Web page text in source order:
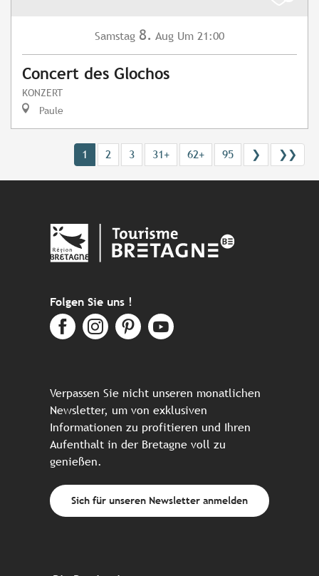
Samstag 8. Aug Um 21:00
Concert des Glochos
KONZERT
Paule
1 2 3 31+ 62+ 95 ❯ ❯❯
Folgen Sie uns !
Verpassen Sie nicht unseren monatlichen
Newsletter, um von exklusiven
Informationen zu profitieren und Ihren
Aufenthalt in der Bretagne voll zu
genießen.
Sich für unseren Newsletter anmelden